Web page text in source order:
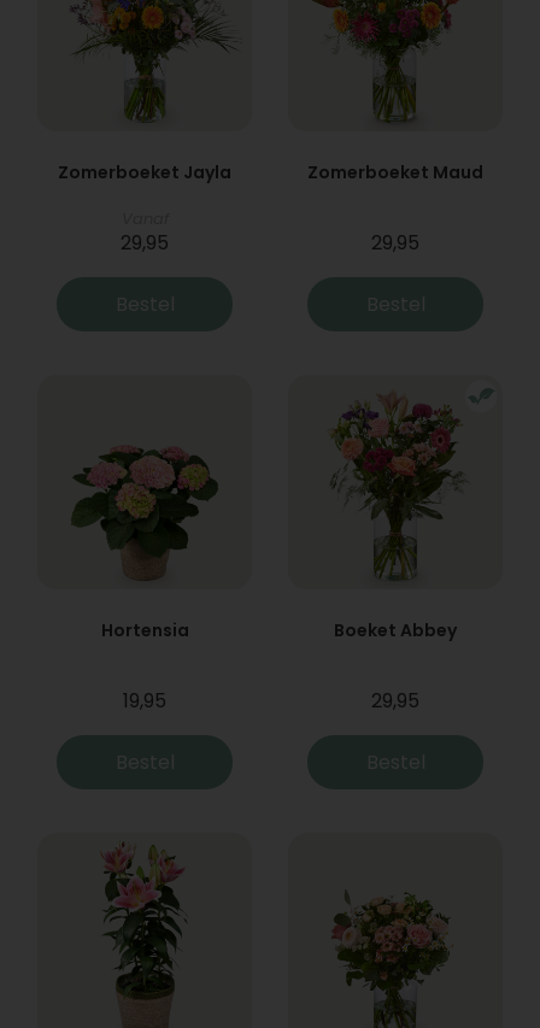
Zomerboeket Jayla
29,95
Bestel
Zomerboeket Maud
29,95
Bestel
Hortensia
19,95
Bestel
Boeket Abbey
29,95
Bestel